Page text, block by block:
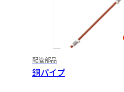
配管部品
銅パイプ